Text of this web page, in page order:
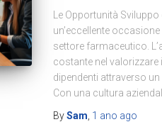
Le Opportunità
un’eccellente
settore farmaceutico.
costante nel valorizzare
dipendenti attraverso
Con una cultura
BySam 1 ano ago